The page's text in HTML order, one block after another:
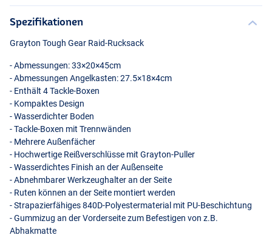
Spezifikationen
Grayton Tough Gear Raid-Rucksack
- Abmessungen: 33×20×45cm
- Abmessungen Angelkasten: 27.5×18×4cm
- Enthält 4 Tackle-Boxen
- Kompaktes Design
- Wasserdichter Boden
- Tackle-Boxen mit Trennwänden
- Mehrere Außenfächer
- Hochwertige Reißverschlüsse mit Grayton-Puller
- Wasserdichtes Finish an der Außenseite
- Abnehmbarer Werkzeughalter an der Seite
- Ruten können an der Seite montiert werden
- Strapazierfähiges 840D-Polyestermaterial mit PU-Beschichtung
- Gummizug an der Vorderseite zum Befestigen von z.B.
Abhakmatte